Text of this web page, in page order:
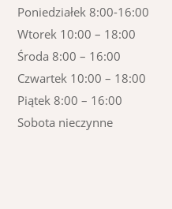
Poniedziałek 8:00-16:00
Wtorek 10:00 – 18:00
Środa 8:00 – 16:00
Czwartek 10:00 – 18:00
Piątek 8:00 – 16:00
Sobota nieczynne